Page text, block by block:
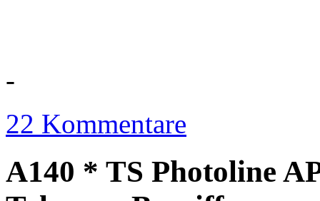
-
22 Kommentare
A140 * TS Photoline